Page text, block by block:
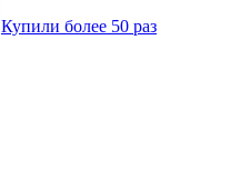
Купили более 50 раз